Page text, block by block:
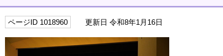
ページID 1018960 更新日 令和8年1月16日